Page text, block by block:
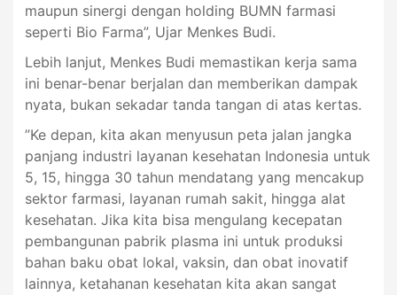
maupun sinergi dengan holding BUMN farmasi
seperti Bio Farma”, Ujar Menkes Budi.
Lebih lanjut, Menkes Budi memastikan kerja sama
ini benar-benar berjalan dan memberikan dampak
nyata, bukan sekadar tanda tangan di atas kertas.
”Ke depan, kita akan menyusun peta jalan jangka
panjang industri layanan kesehatan Indonesia untuk
5, 15, hingga 30 tahun mendatang yang mencakup
sektor farmasi, layanan rumah sakit, hingga alat
kesehatan. Jika kita bisa mengulang kecepatan
pembangunan pabrik plasma ini untuk produksi
bahan baku obat lokal, vaksin, dan obat inovatif
lainnya, ketahanan kesehatan kita akan sangat